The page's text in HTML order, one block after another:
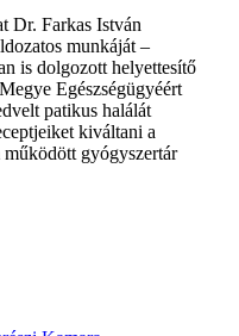
Dr. Farkas István
munkáját –
is dolgozott helyettesítő
Egészségügyéért
patikus halálát
kiváltani a
működött gyógyszertár